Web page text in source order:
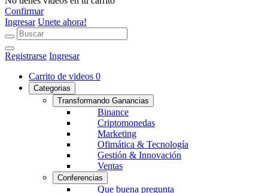
Confirmar
Ingresar Unete ahora!
Registrarse Ingresar
Carrito de videos 0
Categorias
Transformando Ganancias
Binance
Criptomonedas
Marketing
Ofimática & Tecnología
Gestión & Innovación
Ventas
Conferencias
Que buena pregunta